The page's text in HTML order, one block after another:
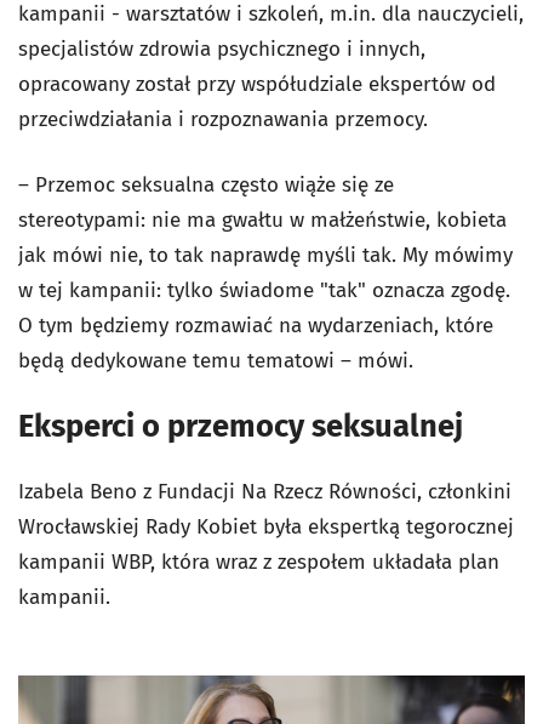
kampanii - warsztatów i szkoleń, m.in. dla nauczycieli,
specjalistów zdrowia psychicznego i innych,
opracowany został przy współudziale ekspertów od
przeciwdziałania i rozpoznawania przemocy.
– Przemoc seksualna często wiąże się ze
stereotypami: nie ma gwałtu w małżeństwie, kobieta
jak mówi nie, to tak naprawdę myśli tak. My mówimy
w tej kampanii: tylko świadome "tak" oznacza zgodę.
O tym będziemy rozmawiać na wydarzeniach, które
będą dedykowane temu tematowi – mówi.
Eksperci o przemocy seksualnej
Izabela Beno z Fundacji Na Rzecz Równości, członkini
Wrocławskiej Rady Kobiet była ekspertką tegorocznej
kampanii WBP, która wraz z zespołem układała plan
kampanii.